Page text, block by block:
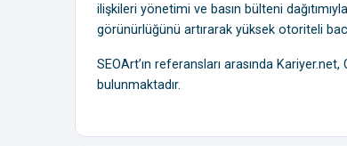
ilişkileri yönetimi ve basın bülteni
görünürlüğünü artırarak yüksek otoriteli
SEOArt’ın referansları arasında
bulunmaktadır.